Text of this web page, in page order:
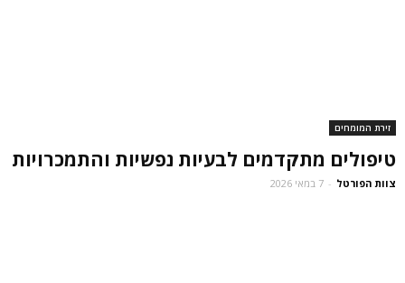
זירת המומחים
טיפולים מתקדמים לבעיות נפשיות והתמכרויות
צוות הפורטל - 7 במאי 2026